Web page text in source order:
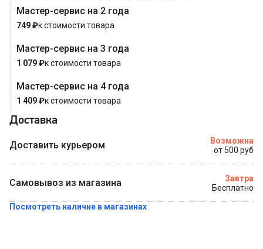
Купить в 1 клик
Мастер-сервис на 2 года
749₽к стоимости товара
Мастер-сервис на 3 года
1 079₽к стоимости товара
Мастер-сервис на 4 года
1 409₽к стоимости товара
Доставка
Доставить курьером
Возможна
от 500 руб
Самовывоз из магазина
Завтра
Бесплатно
Посмотреть наличие в магазинах